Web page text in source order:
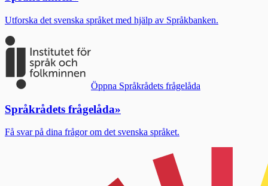
Utforska det svenska språket med hjälp av Språkbanken.
Öppna Språkrådets frågelåda
Språkrådets frågelåda»
Få svar på dina frågor om det svenska språket.